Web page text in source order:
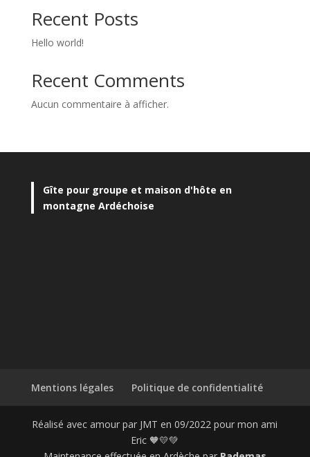
Recent Posts
Hello world!
Recent Comments
Aucun commentaire à afficher.
Gîte pour groupe et maison d'hôte en
montagne Ardéchoise
Mentions légales Politique de confidentialité
Réalisé avec amour par JMT en 09/2022 pour mon ami
Eric 🧡💛💚